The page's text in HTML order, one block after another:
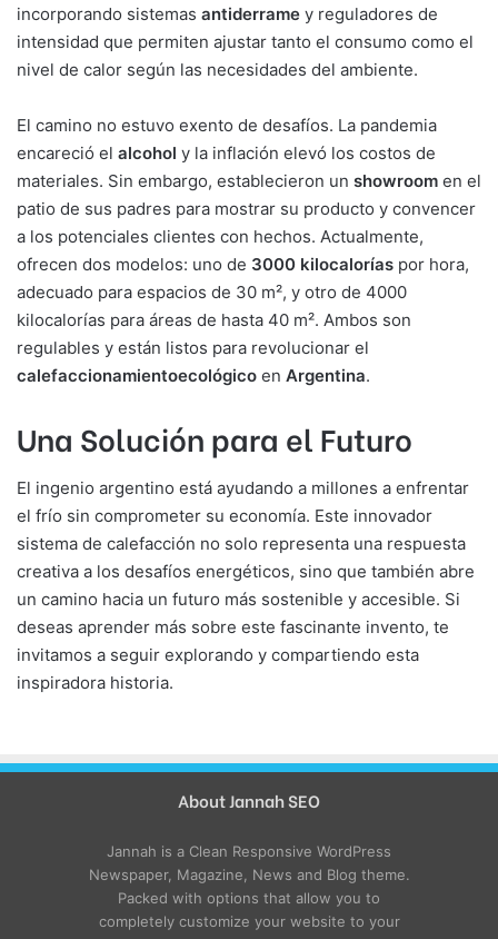
incorporando sistemas antiderrame y reguladores de
intensidad que permiten ajustar tanto el consumo como el
nivel de calor según las necesidades del ambiente.
El camino no estuvo exento de desafíos. La pandemia
encareció el alcohol y la inflación elevó los costos de
materiales. Sin embargo, establecieron un showroom en el
patio de sus padres para mostrar su producto y convencer
a los potenciales clientes con hechos. Actualmente,
ofrecen dos modelos: uno de 3000 kilocalorías por hora,
adecuado para espacios de 30 m², y otro de 4000
kilocalorías para áreas de hasta 40 m². Ambos son
regulables y están listos para revolucionar el
calefaccionamientoecológico en Argentina.
Una Solución para el Futuro
El ingenio argentino está ayudando a millones a enfrentar
el frío sin comprometer su economía. Este innovador
sistema de calefacción no solo representa una respuesta
creativa a los desafíos energéticos, sino que también abre
un camino hacia un futuro más sostenible y accesible. Si
deseas aprender más sobre este fascinante invento, te
invitamos a seguir explorando y compartiendo esta
inspiradora historia.
About Jannah SEO
Jannah is a Clean Responsive WordPress
Newspaper, Magazine, News and Blog theme.
Packed with options that allow you to
completely customize your website to your